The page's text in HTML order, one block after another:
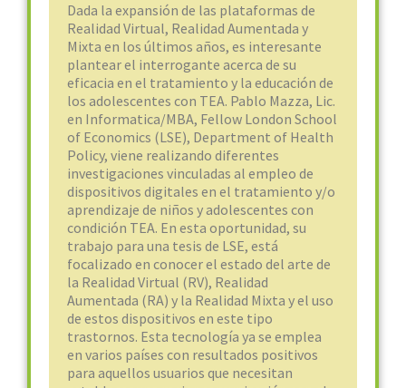
Dada la expansión de las plataformas de
Realidad Virtual, Realidad Aumentada y
Mixta en los últimos años, es interesante
plantear el interrogante acerca de su
eficacia en el tratamiento y la educación de
los adolescentes con TEA. Pablo Mazza, Lic.
en Informatica/MBA, Fellow London School
of Economics (LSE), Department of Health
Policy, viene realizando diferentes
investigaciones vinculadas al empleo de
dispositivos digitales en el tratamiento y/o
aprendizaje de niños y adolescentes con
condición TEA. En esta oportunidad, su
trabajo para una tesis de LSE, está
focalizado en conocer el estado del arte de
la Realidad Virtual (RV), Realidad
Aumentada (RA) y la Realidad Mixta y el uso
de estos dispositivos en este tipo
trastornos. Esta tecnología ya se emplea
en varios países con resultados positivos
para aquellos usuarios que necesitan